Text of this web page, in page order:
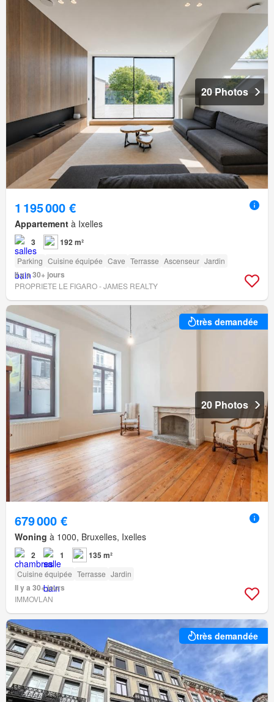
20 Photos
1 195 000 €
Appartement à Ixelles
3 192 m²
Parking Cuisine équipée Cave Terrasse Ascenseur Jardin
Il y a 30+ jours
PROPRIETE LE FIGARO - JAMES REALTY
très demandée
20 Photos
679 000 €
Woning à 1000, Bruxelles, Ixelles
2 1 135 m²
Cuisine équipée Terrasse Jardin
Il y a 30+ jours
IMMOVLAN
très demandée